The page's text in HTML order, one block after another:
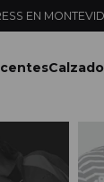
EN
Calzado